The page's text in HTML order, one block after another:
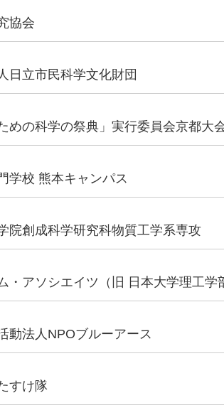
協会
日立市民科学文化財団
めの科学の祭典」実行委員会京都大
学校 熊本キャンパス
院創成科学研究科物質工学系専攻
・アソシエイツ（旧 日本大学理工学
動法人NPOブルーアース
すけ隊